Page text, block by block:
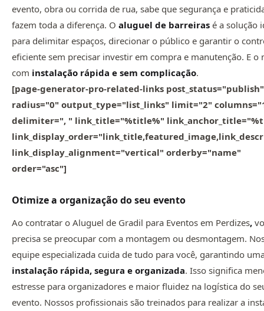
evento, obra ou corrida de rua, sabe que segurança e
fazem toda a diferença. O aluguel de barreiras é a solução
para delimitar espaços, direcionar o público e garantir o
eficiente sem precisar investir em compra e manutenção. E o
com instalação rápida e sem complicação.
[page-generator-pro-related-links post_status="publish"
radius="0" output_type="list_links" limit="2"
delimiter=", " link_title="%title%"
link_display_alignment="vertical" orderby="name"
order="asc"]
Otimize a organização do seu evento
Ao contratar o Aluguel de Gradil para Eventos em Perdizes,
precisa se preocupar com a montagem ou desmontagem.
equipe especializada cuida de tudo para você, garantindo
instalação rápida, segura e organizada. Isso significa
estresse para organizadores e maior fluidez na logística do
evento. Nossos profissionais são treinados para realizar a